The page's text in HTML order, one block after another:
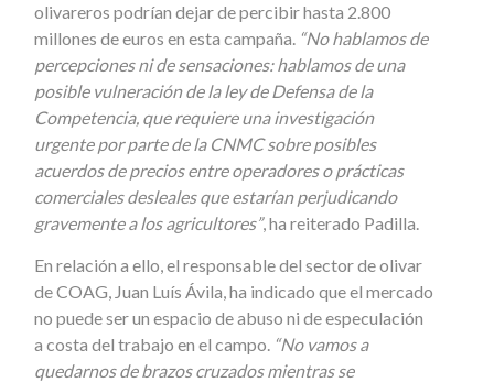
olivareros podrían dejar de percibir hasta 2.800
millones de euros en esta campaña. “No hablamos de
percepciones ni de sensaciones: hablamos de una
posible vulneración de la ley de Defensa de la
Competencia, que requiere una investigación
urgente por parte de la CNMC sobre posibles
acuerdos de precios entre operadores o prácticas
comerciales desleales que estarían perjudicando
gravemente a los agricultores”, ha reiterado Padilla.
En relación a ello, el responsable del sector de olivar
de COAG, Juan Luís Ávila, ha indicado que el mercado
no puede ser un espacio de abuso ni de especulación
a costa del trabajo en el campo. “No vamos a
quedarnos de brazos cruzados mientras se